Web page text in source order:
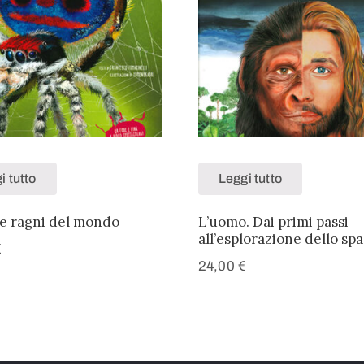
tutto
ragni del mondo
Leggi tutto
L’uomo. Dai primi passi
all’esplorazione dello
24,00€